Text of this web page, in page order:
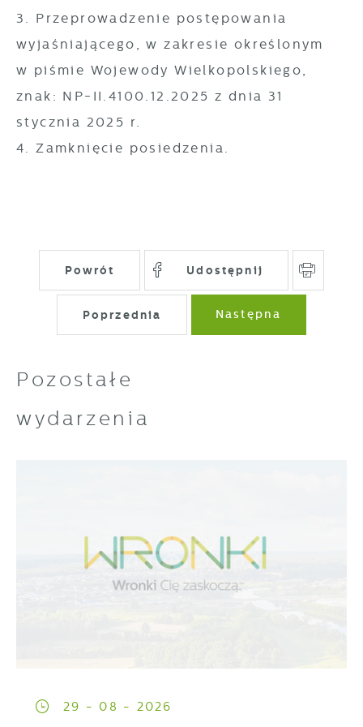
3. Przeprowadzenie postępowania
wyjaśniającego, w zakresie określonym
w piśmie Wojewody Wielkopolskiego,
znak: NP-II.4100.12.2025 z dnia 31
stycznia 2025 r.
4. Zamknięcie posiedzenia.
Powrót Udostępnij
Poprzednia Następna
Pozostałe
wydarzenia
29 - 08 - 2026
pojawić się na stronach podmiotów trzecich
charakterze pośredników prezentujących nasze
treści w postaci wiadomości, ofert,
komunikatów mediów społecznościowych.